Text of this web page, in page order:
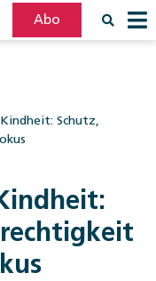
Abo
Schutz,